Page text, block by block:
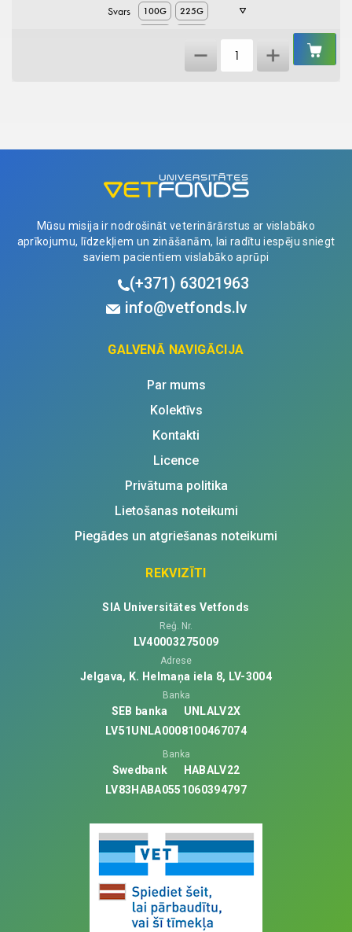
Svars 100G
225G
Mūsu misija ir nodrošināt veterinārārstus ar vislabāko
aprīkojumu, līdzekļiem un zināšanām, lai radītu iespēju sniegt
saviem pacientiem vislabāko aprūpi
(+371) 63021963
info@vetfonds.lv
GALVENĀ NAVIGĀCIJA
Par mums
Kolektīvs
Kontakti
Licence
Privātuma politika
Lietošanas noteikumi
Piegādes un atgriešanas noteikumi
REKVIZĪTI
SIA Universitātes Vetfonds
Reģ. Nr.
LV40003275009
Adrese
Jelgava, K. Helmaņa iela 8, LV-3004
Banka
SEB banka
UNLALV2X
LV51UNLA0008100467074
Banka
Swedbank
HABALV22
LV83HABA0551060394797